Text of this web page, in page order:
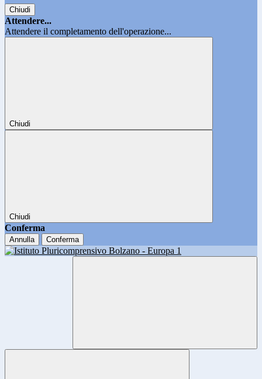
Chiudi
Attendere...
Attendere il completamento dell'operazione...
Chiudi
Chiudi
Conferma
Annulla Conferma